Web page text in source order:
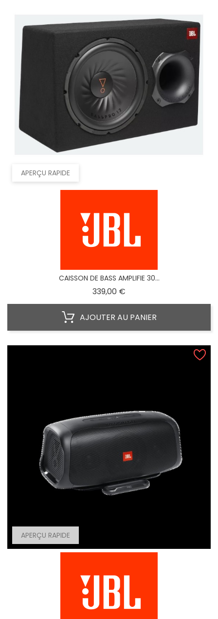
APERÇU RAPIDE
CAISSON DE BASS AMPLIFIE 30...
339,00 €
AJOUTER AU PANIER
APERÇU RAPIDE